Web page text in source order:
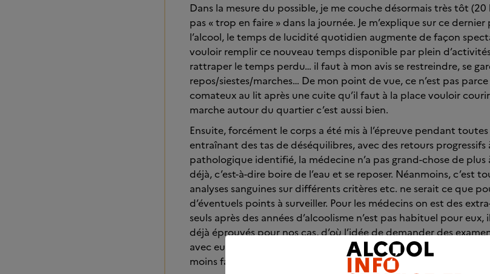
Dans la mesure du possible, je me couche désormais très tôt (20
pas « trop en faire » dans la journée. Je m’explique sur ce
l’alcool, le temps de lucidité quotidien augmente de façon
vouloir remplir ce nouveau temps disponible par plein
rattraper le temps perdu… il faut à mon avis se restreindre, se
repos/siestes/marches… De mon point de vue, ce n’est pas
comateux au lit après une cuite qu’il faut à la place vouloir
marche autour du quartier c’est aussi bien.
Ensuite, forcément le corps a été mis à l’épreuve pendant toutes
entraînant des tas de déséquilibres, avec des retours progressifs
pathologique identifié, la médecine n’a pas grand-chose de
déjà, c’est-à-dire boire de l’eau et se reposer. Néanmoins, c’est
analyses sanguines sur différents critères etc. ne serait ce que
d’éventuels points à surveiller. Pour les médecins on est des
seuls après des années d’alcoolisme n’est pas habituel pour
déjà éprouvés pour nos cas, d’où l’idée de demander des
avec eux (tous les 6 mois ?) comment ça évolue, comment les
moins facilement dans la normale et y restent…